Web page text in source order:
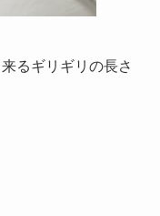
るギリギリの長さ